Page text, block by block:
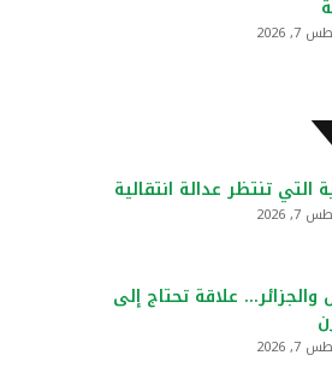
2026
التي تنتظر عدالة انتقالية
2026
علاقة تحتاج إلى
2026